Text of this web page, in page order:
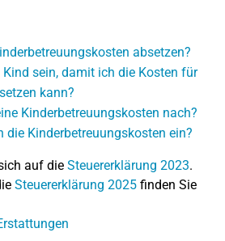
absetzen?
sein, damit ich die Kosten für
kann?
Kinderbetreuungskosten nach?
die Kinderbetreuungskosten ein?
auf die Steuererklärung 2023.
Steuererklärung 2025 finden Sie